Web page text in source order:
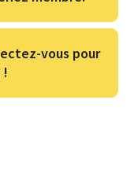
vous pour
!